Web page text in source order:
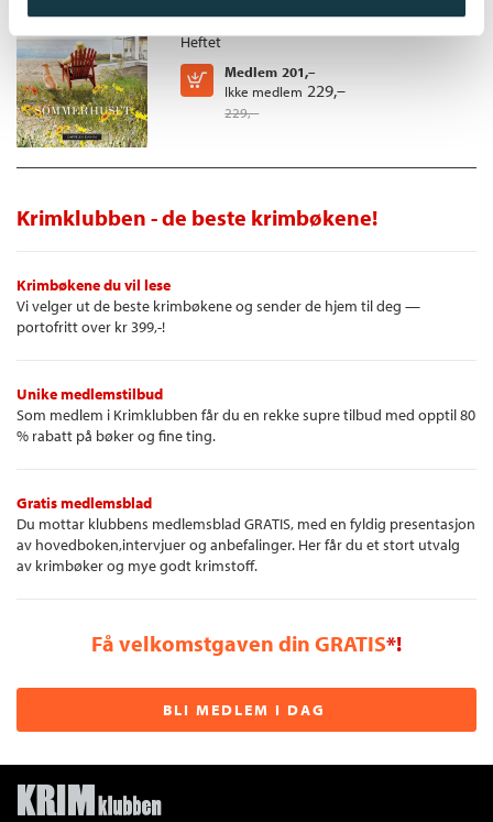
Heftet
Medlem 201,–
Ikke medlem 229,–
229,–
Kjøp
Krimklubben - de beste krimbøkene!
Krimbøkene du vil lese
Vi velger ut de beste krimbøkene og sender de hjem til deg —
portofritt over kr 399,-!
Unike medlemstilbud
Som medlem i Krimklubben får du en rekke supre tilbud med opptil 80
% rabatt på bøker og fine ting.
Gratis medlemsblad
Du mottar klubbens medlemsblad GRATIS, med en fyldig presentasjon
av hovedboken,intervjuer og anbefalinger. Her får du et stort utvalg
av krimbøker og mye godt krimstoff.
Få velkomstgaven din GRATIS*!
BLI MEDLEM I DAG